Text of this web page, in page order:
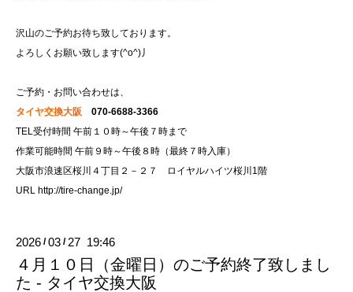
沢山のご予約お待ち致しております。
よろしくお願い致します(^o^)丿
ご予約・お問い合わせは、
タイヤ交換大阪 070-6688-3366
TEL受付時間 午前１０時～午後７時まで
作業可能時間 午前９時～午後８時（最終７時入庫）
大阪市浪速区桜川４丁目２－２７ ロイヤルハイツ桜川1階
URL http://tire-change.jp/
2026 /03 / 27 19:46
４月１０日（金曜日）のご予約終了致しまし
た - タイヤ交換大阪